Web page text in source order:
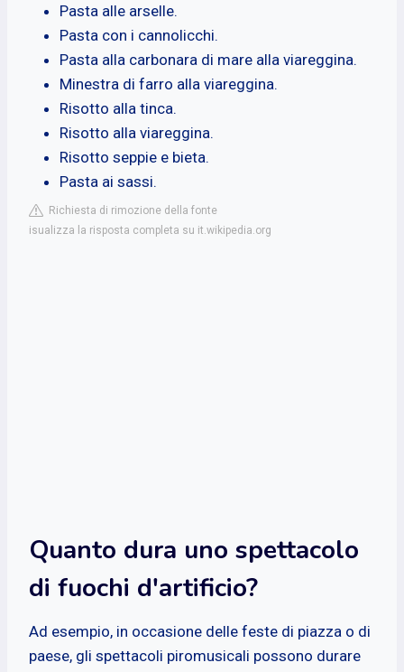
Pasta alle arselle.
Pasta con i cannolicchi.
Pasta alla carbonara di mare alla viareggina.
Minestra di farro alla viareggina.
Risotto alla tinca.
Risotto alla viareggina.
Risotto seppie e bieta.
Pasta ai sassi.
Richiesta di rimozione della fonte
isualizza la risposta completa su it.wikipedia.org
Quanto dura uno spettacolo
di fuochi d'artificio?
Ad esempio, in occasione delle feste di piazza o di
paese, gli spettacoli piromusicali possono durare